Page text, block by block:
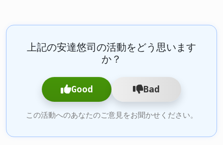
上記の安達悠司の活動をどう思います
か？
Good Bad
この活動へのあなたのご意見をお聞かせください。